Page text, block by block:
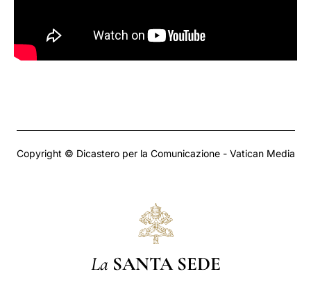
Copyright © Dicastero per la Comunicazione - Vatican Media
La SANTA SEDE